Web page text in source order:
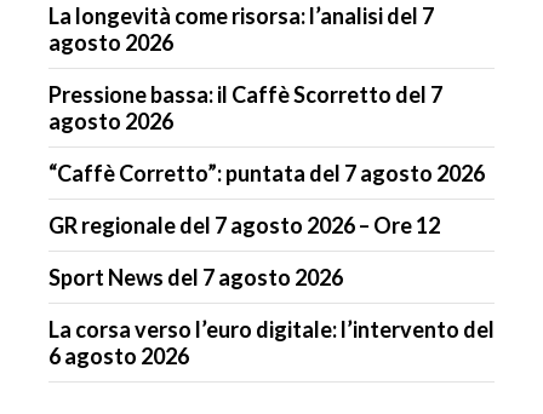
La longevità come risorsa: l’analisi del 7
agosto 2026
Pressione bassa: il Caffè Scorretto del 7
agosto 2026
“Caffè Corretto”: puntata del 7 agosto 2026
GR regionale del 7 agosto 2026 – Ore 12
Sport News del 7 agosto 2026
La corsa verso l’euro digitale: l’intervento del
6 agosto 2026